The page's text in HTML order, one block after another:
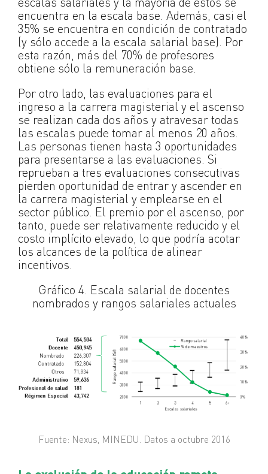
encuentra en la escala base. Además, casi el
35% se encuentra en condición de contratado
(y sólo accede a la escala salarial base). Por
esta razón, más del 70% de profesores
obtiene sólo la remuneración base.
Por otro lado, las evaluaciones para el
ingreso a la carrera magisterial y el ascenso
se realizan cada dos años y atravesar todas
las escalas puede tomar al menos 20 años.
Las personas tienen hasta 3 oportunidades
para presentarse a las evaluaciones. Si
reprueban a tres evaluaciones consecutivas
pierden oportunidad de entrar y ascender en
la carrera magisterial y emplearse en el
sector público. El premio por el ascenso, por
tanto, puede ser relativamente reducido y el
costo implícito elevado, lo que podría acotar
los alcances de la política de alinear
incentivos.
Gráfico 4. Escala salarial de docentes
nombrados y rangos salariales actuales
Fuente: Nexus, MINEDU. Datos a octubre 2016